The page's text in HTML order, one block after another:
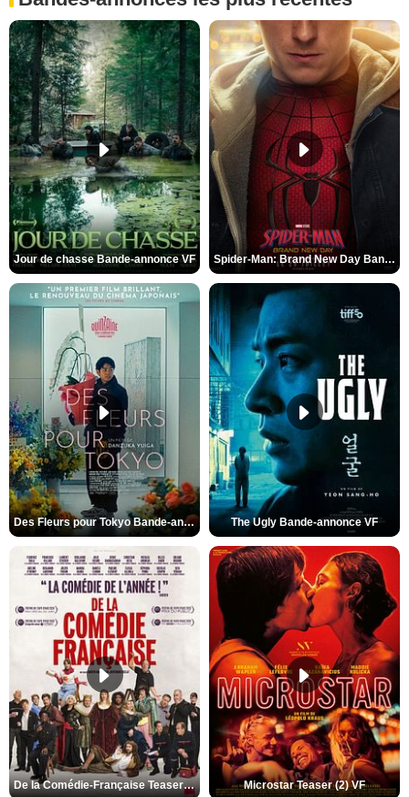
Jour de chasse Bande-annonce VF Spider-Man: Brand New Day Bande-annonce (3) VO STFR
Des Fleurs pour Tokyo Bande-annonce VO STFR The Ugly Bande-annonce VF
De la Comédie-Française Teaser (3) VF Microstar Teaser (2) VF